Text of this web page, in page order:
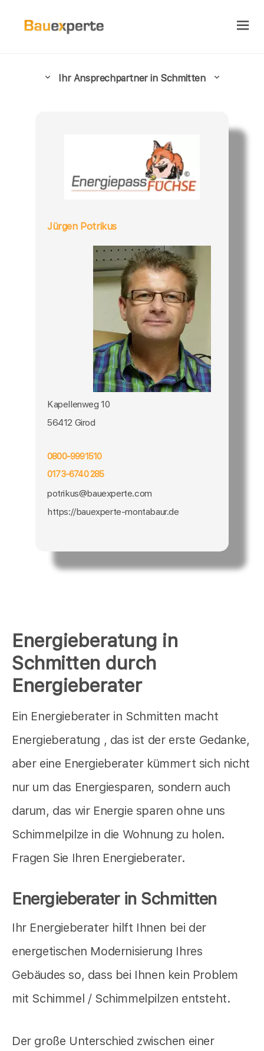
Energieberatung in
Schmitten durch
Energieberater
Ein Energieberater in Schmitten macht
Energieberatung , das ist der erste Gedanke,
aber eine Energieberater kümmert sich nicht
nur um das Energiesparen, sondern auch
darum, das wir Energie sparen ohne uns
Schimmelpilze in die Wohnung zu holen.
Fragen Sie Ihren Energieberater.
Energieberater in Schmitten
Ihr Energieberater hilft Ihnen bei der
energetischen Modernisierung Ihres
Gebäudes so, dass bei Ihnen kein Problem
mit Schimmel / Schimmelpilzen entsteht.
Der große Unterschied zwischen einer
Ihr Ansprechpartner in Schmitten
Jürgen Potrikus
Kapellenweg 10
56412 Girod
0800-9991510
0173-6740 285
potrikus@bauexperte.com
https://bauexperte-montabaur.de